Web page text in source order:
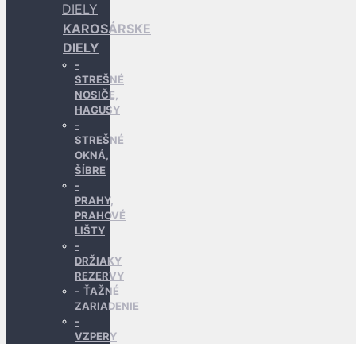
DIELY
KAROSÁRSKE
DIELY
STREŠNÉ
NOSIČE,
HAGUSY
STREŠNÉ
OKNÁ,
ŠÍBRE
PRAHY,
PRAHOVÉ
LIŠTY
DRŽIAKY
REZERVY
ŤAŽNÉ
ZARIADENIE
VZPERY